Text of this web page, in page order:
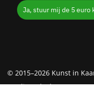
Ja, stuur mij de 5 euro
© 2015–2026 Kunst in
Creditcard, Klarna &